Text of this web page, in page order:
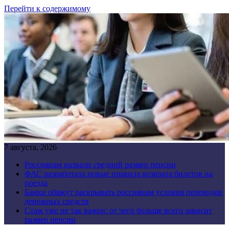
Перейти к содержимому
7 августа, 2026
Россиянам назвали средний размер пенсии
ФАС разработала новые правила возврата билетов на
поезда
Банки обяжут раскрывать россиянам условия переводов
денежных средств
Стаж уже не так важен: от чего больше всего зависит
размер пенсии